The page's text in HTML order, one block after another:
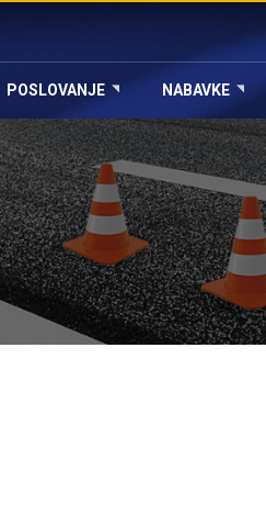
POSLOVANJE NABAVKE